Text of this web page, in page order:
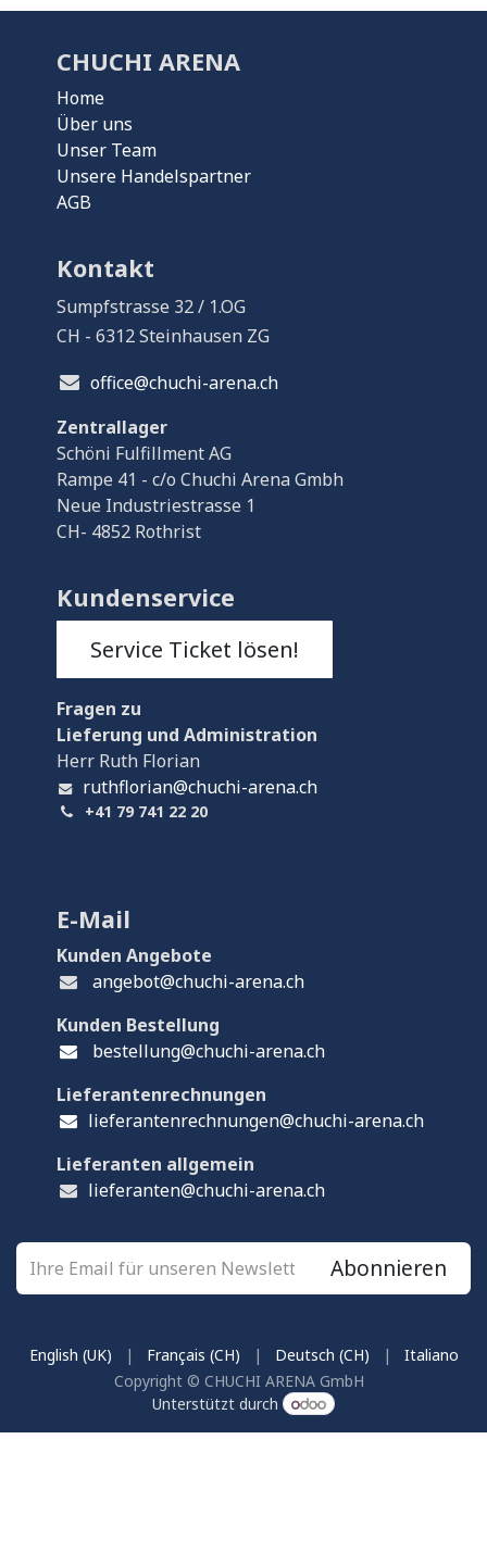
CHUCHI ARENA
Home
Über uns
Unser Team
Unsere Handelspartner
AGB
Kontakt
Sumpfstrasse 32 / 1.OG
CH - 6312 Steinhausen ZG
office@chuchi-arena.ch
Zentrallager
Schöni Fulfillment AG
Rampe 41 - c/o Chuchi Arena Gmbh
Neue Industriestrasse 1
CH- 4852 Rothrist
Kundenservice
Service Ticket lösen!
Fragen zu
Lieferung und Administration
Herr Ruth Florian
ruthflorian@chuchi-arena.ch
+41 79 741 22 20
E-Mail
Kunden Angebote
angebot@chuchi-arena.ch
Kunden Bestellung
bestellung@chuchi-arena.ch
Lieferantenrechnungen
lieferantenrechnungen@chuchi-arena.ch
Lieferanten allgemein
lieferanten@chuchi-arena.ch
Abonnieren
Copyright © CHUCHI ARENA GmbH
English (UK) | Français (CH) | Deutsch (CH) | Italiano
Unterstützt durch